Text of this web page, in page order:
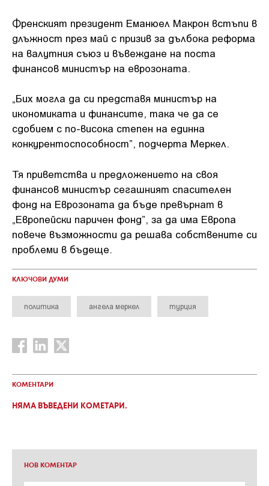
Френският президент Еманюел Макрон встъпи в
длъжност през май с призив за дълбока реформа
на валутния съюз и въвеждане на поста
финансов министър на еврозоната.
„Бих могла да си представя министър на
икономиката и финансите, така че да се
сдобием с по-висока степен на единна
конкурентоспособност”, подчерта Меркел.
Тя приветства и предложението на своя
финансов министър сегашният спасителен
фонд на Еврозоната да бъде превърнат в
„Европейски паричен фонд”, за да има Европа
повече възможности да решава собствените си
проблеми в бъдеще.
КЛЮЧОВИ ДУМИ
политика ангела меркел турция
КОМЕНТАРИ
НЯМА ВЪВЕДЕНИ КОМЕТАРИ.
НОВ КОМЕНТАР